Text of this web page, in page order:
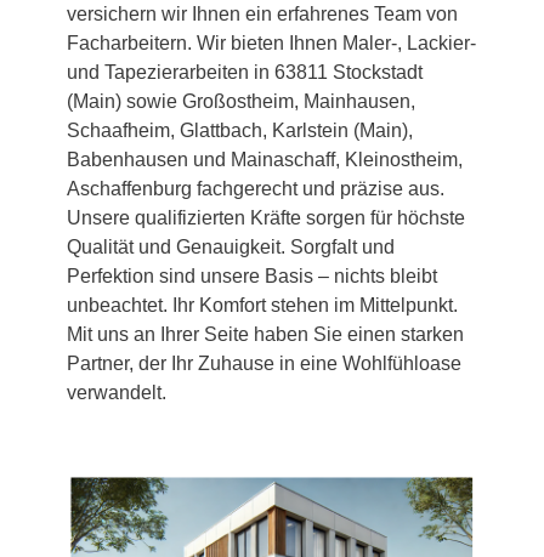
versichern wir Ihnen ein erfahrenes Team von
Facharbeitern. Wir bieten Ihnen Maler-, Lackier-
und Tapezierarbeiten in 63811 Stockstadt
(Main) sowie Großostheim, Mainhausen,
Schaafheim, Glattbach, Karlstein (Main),
Babenhausen und Mainaschaff, Kleinostheim,
Aschaffenburg fachgerecht und präzise aus.
Unsere qualifizierten Kräfte sorgen für höchste
Qualität und Genauigkeit. Sorgfalt und
Perfektion sind unsere Basis – nichts bleibt
unbeachtet. Ihr Komfort stehen im Mittelpunkt.
Mit uns an Ihrer Seite haben Sie einen starken
Partner, der Ihr Zuhause in eine Wohlfühloase
verwandelt.